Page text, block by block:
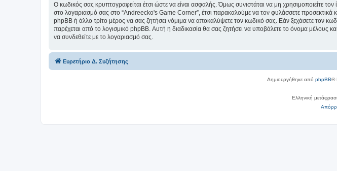
Ο κωδικός σας κρυπτογραφείται έτσι ώστε να είναι ασφαλής. Όμως συνιστάται να μη χρησιμοποιείτε
στο λογαριασμό σας στο “Andreecko's Game Corner”, έτσι παρακαλούμε να τον φυλάσσετε
phpBB ή άλλο τρίτο μέρος να σας ζητήσει νόμιμα να αποκαλύψετε τον κωδικό σας. Εάν ξεχάσετε τον
παρέχεται από το λογισμικό phpBB. Αυτή η διαδικασία θα σας ζητήσει να υποβάλετε το όνομα μέλους
να συνδεθείτε με το λογαριασμό σας.
Ευρετήριο Δ. Συζήτησης
Δημιουργήθηκε από phpBB®
Ελληνική